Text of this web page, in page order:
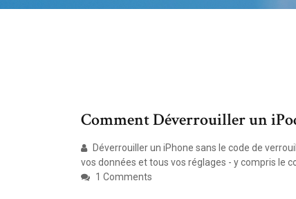
Comment Déverrouiller un
Déverrouiller un iPhone sans le code de
vos données et tous vos réglages - y compris le
1 Comments